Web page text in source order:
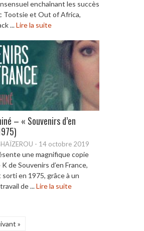
enchaînant les succès
Tootsie et Out of Africa,
...Lire la suite
– « Souvenirs d’en
- 14 octobre 2019
une magnifique copie
de Souvenirs d’en France,
en 1975, grâce à un
de ...Lire la suite
»